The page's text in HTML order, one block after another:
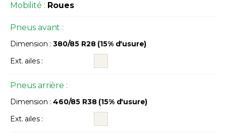
Mobilité : Roues
Pneus avant :
Dimension : 380/85 R28 (15% d'usure)
Ext. ailes :
Pneus arrière :
Dimension : 460/85 R38 (15% d'usure)
Ext. ailes :